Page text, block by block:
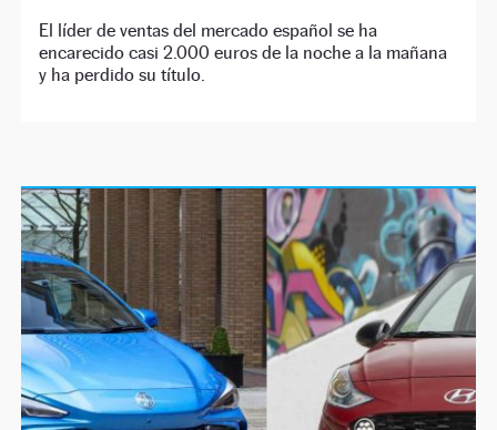
El líder de ventas del mercado español se ha
encarecido casi 2.000 euros de la noche a la mañana
y ha perdido su título.